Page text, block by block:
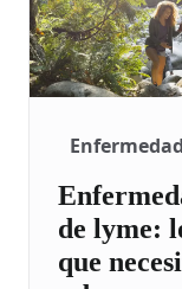
de lyme:
que